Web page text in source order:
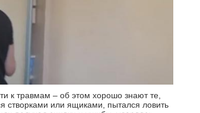
к травмам – об этом хорошо знают те,
створками или ящиками, пытался ловить